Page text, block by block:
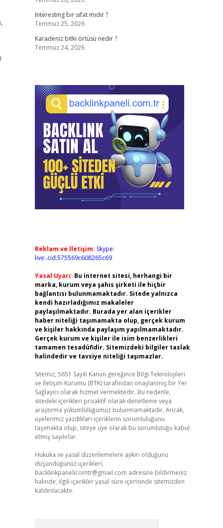
Interesting bir sıfat mıdır ?
Temmuz 25, 2026
Karadeniz bitki örtüsü nedir ?
Temmuz 24, 2026
Reklam ve İletişim: Skype:
live:.cid.575569c608265c69
Yasal Uyarı: Bu internet sitesi, herhangi bir
marka, kurum veya şahıs şirketi ile hiçbir
bağlantısı bulunmamaktadır. Sitede yalnızca
kendi hazırladığımız makaleler
paylaşılmaktadır. Burada yer alan içerikler
haber niteliği taşımamakta olup, gerçek kurum
ve kişiler hakkında paylaşım yapılmamaktadır.
Gerçek kurum ve kişiler ile isim benzerlikleri
tamamen tesadüfidir. Sitemizdeki bilgiler taslak
halindedir ve tavsiye niteliği taşımazlar.
Sitemiz, 5651 Sayılı Kanun gereğince Bilgi Teknolojileri
ve İletişim Kurumu (BTK) tarafından onaylanmış bir Yer
Sağlayıcı olarak hizmet vermektedir. Bu nedenle,
sitedeki içerikleri proaktif olarak denetleme veya
araştırma yükümlülüğümüz bulunmamaktadır. Ancak,
üyelerimiz yazdıkları içeriklerin sorumluluğunu
taşımakta olup, siteye üye olarak bu sorumluluğu kabul
etmiş sayılırlar.
Hukuka ve yasal düzenlemelere aykırı olduğunu
düşündüğünüz içerikleri,
backlinkpanelicomtr@gmail.com adresine bildirmeniz
halinde, ilgili içerikler yasal süre içerisinde sitemizden
kaldırılacaktır.